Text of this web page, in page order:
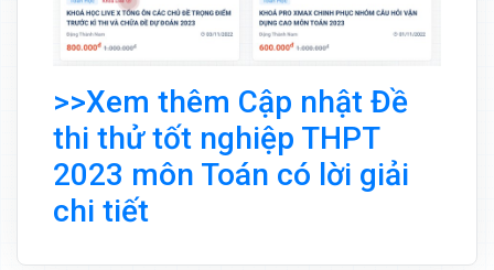
>>Xem thêm Cập nhật Đề
thi thử tốt nghiệp THPT
2023 môn Toán có lời giải
chi tiết